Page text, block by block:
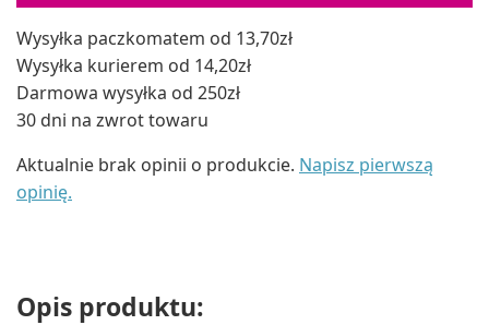
Wysyłka paczkomatem od 13,70zł
Wysyłka kurierem od 14,20zł
Darmowa wysyłka od 250zł
30 dni na zwrot towaru
Aktualnie brak opinii o produkcie. Napisz pierwszą
opinię.
Opis produktu: